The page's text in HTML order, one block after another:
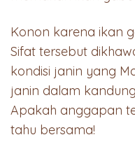
Konon karena ikan
Sifat tersebut
kondisi janin yang
janin dalam
Apakah anggapan
tahu bersama!